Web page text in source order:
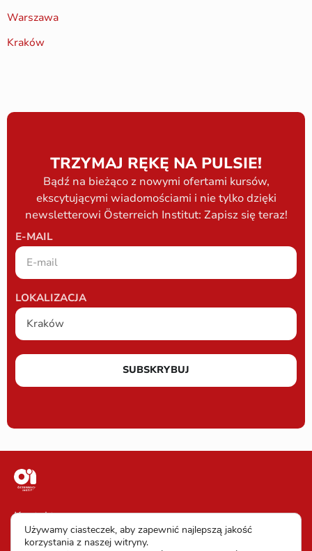
Warszawa
Kraków
TRZYMAJ RĘKĘ NA PULSIE!
Bądź na bieżąco z nowymi ofertami kursów,
ekscytującymi wiadomościami i nie tylko dzięki
newsletterowi Österreich Institut: Zapisz się teraz!
E-MAIL
LOKALIZACJA
SUBSKRYBUJ
Kontakt
Impressum
Używamy ciasteczek, aby zapewnić najlepszą jakość
korzystania z naszej witryny.